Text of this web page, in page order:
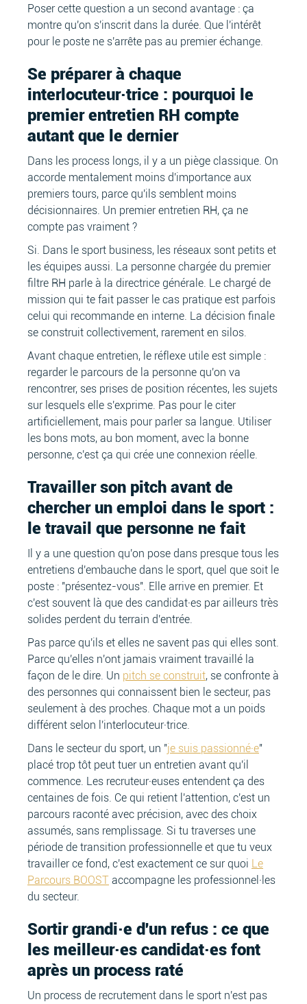
Poser cette question a un second avantage : ça
montre qu'on s'inscrit dans la durée. Que l'intérêt
pour le poste ne s'arrête pas au premier échange.
Se préparer à chaque
interlocuteur·trice : pourquoi le
premier entretien RH compte
autant que le dernier
Dans les process longs, il y a un piège classique. On
accorde mentalement moins d'importance aux
premiers tours, parce qu'ils semblent moins
décisionnaires. Un premier entretien RH, ça ne
compte pas vraiment ?
Si. Dans le sport business, les réseaux sont petits et
les équipes aussi. La personne chargée du premier
filtre RH parle à la directrice générale. Le chargé de
mission qui te fait passer le cas pratique est parfois
celui qui recommande en interne. La décision finale
se construit collectivement, rarement en silos.
Avant chaque entretien, le réflexe utile est simple :
regarder le parcours de la personne qu'on va
rencontrer, ses prises de position récentes, les sujets
sur lesquels elle s'exprime. Pas pour le citer
artificiellement, mais pour parler sa langue. Utiliser
les bons mots, au bon moment, avec la bonne
personne, c'est ça qui crée une connexion réelle.
Travailler son pitch avant de
chercher un emploi dans le sport :
le travail que personne ne fait
Il y a une question qu'on pose dans presque tous les
entretiens d'embauche dans le sport, quel que soit le
poste : "présentez-vous". Elle arrive en premier. Et
c'est souvent là que des candidat·es par ailleurs très
solides perdent du terrain d'entrée.
Pas parce qu'ils et elles ne savent pas qui elles sont.
Parce qu'elles n'ont jamais vraiment travaillé la
façon de le dire. Un pitch se construit, se confronte à
des personnes qui connaissent bien le secteur, pas
seulement à des proches. Chaque mot a un poids
différent selon l'interlocuteur·trice.
Dans le secteur du sport, un "je suis passionné·e"
placé trop tôt peut tuer un entretien avant qu'il
commence. Les recruteur·euses entendent ça des
centaines de fois. Ce qui retient l'attention, c'est un
parcours raconté avec précision, avec des choix
assumés, sans remplissage. Si tu traverses une
période de transition professionnelle et que tu veux
travailler ce fond, c'est exactement ce sur quoi Le
Parcours BOOST accompagne les professionnel·les
du secteur.
Sortir grandi·e d'un refus : ce que
les meilleur·es candidat·es font
après un process raté
Un process de recrutement dans le sport n'est pas